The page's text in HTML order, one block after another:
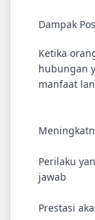
Dampak
Ketika
hubungan
manfaat
Perilaku
jawab
Prestasi